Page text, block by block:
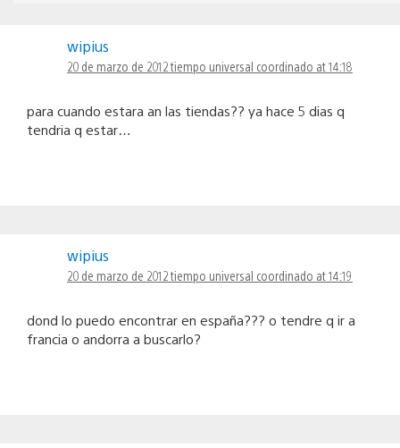
wipius
20 de marzo de 2012 tiempo universal coordinado at 14:18
para cuando estara an las tiendas?? ya hace 5 dias q
tendria q estar…
wipius
20 de marzo de 2012 tiempo universal coordinado at 14:19
dond lo puedo encontrar en españa??? o tendre q ir a
francia o andorra a buscarlo?